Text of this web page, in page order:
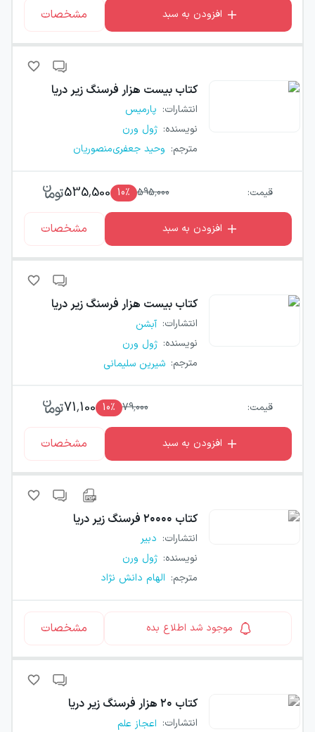
افزودن به سبد مشخصات
کتاب بیست هزار فرسنگ زیر دریا
انتشارات: پارمیس
نویسنده: ژول ورن
مترجم: وحید جعفری‌منصوریان
قیمت: 595,000
10٪ 535,500
افزودن به سبد مشخصات
کتاب بیست هزار فرسنگ زیر دریا
انتشارات: آبشن
نویسنده: ژول ورن
مترجم: شیرین سلیمانی
قیمت: 79,000
10٪ 71,100
افزودن به سبد مشخصات
کتاب ۲۰۰۰۰ فرسنگ زیر دریا
انتشارات: دبیر
نویسنده: ژول ورن
مترجم: الهام دانش نژاد
موجود شد اطلاع بده مشخصات
کتاب ۲۰ هزار فرسنگ زیر دریا
انتشارات: اعجاز علم